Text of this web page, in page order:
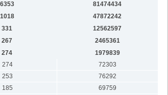
6353
81474434
1018
47872242
331
12562597
267
2465361
274
1979839
274
72303
253
76292
185
69759